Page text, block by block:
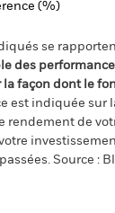
(%)
se
des
la façon dont le
est indiquée sur
rendement de
Source :